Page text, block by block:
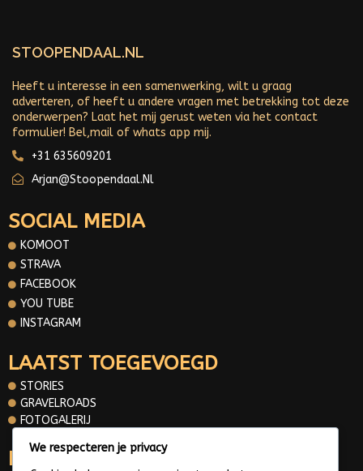
STOOPENDAAL.NL
Heeft u interesse in een samenwerking, wilt u graag
adverteren, of heeft u andere vragen met betrekking tot deze
onderwerpen? Laat het mij gerust weten via het contact
formulier! Bel,mail of whats app mij.
+31 635609201
Arjan@stoopendaal.nl
SOCIAL MEDIA
KOMOOT
STRAVA
FACEBOOK
YOU TUBE
INSTAGRAM
LAATST TOEGEVOEGD
STORIES
GRAVELROADS
FOTOGALERIJ
INFORMATIE
We respecteren je privacy